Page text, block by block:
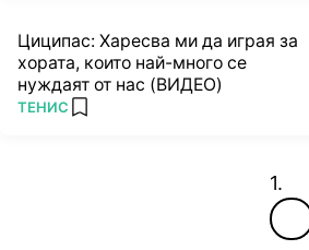
Циципас: Харесва ми да играя за
хората, които най-много се
нуждаят от нас (ВИДЕО)
ПОВЕЧЕ ОТ
ТЕНИС add favorites